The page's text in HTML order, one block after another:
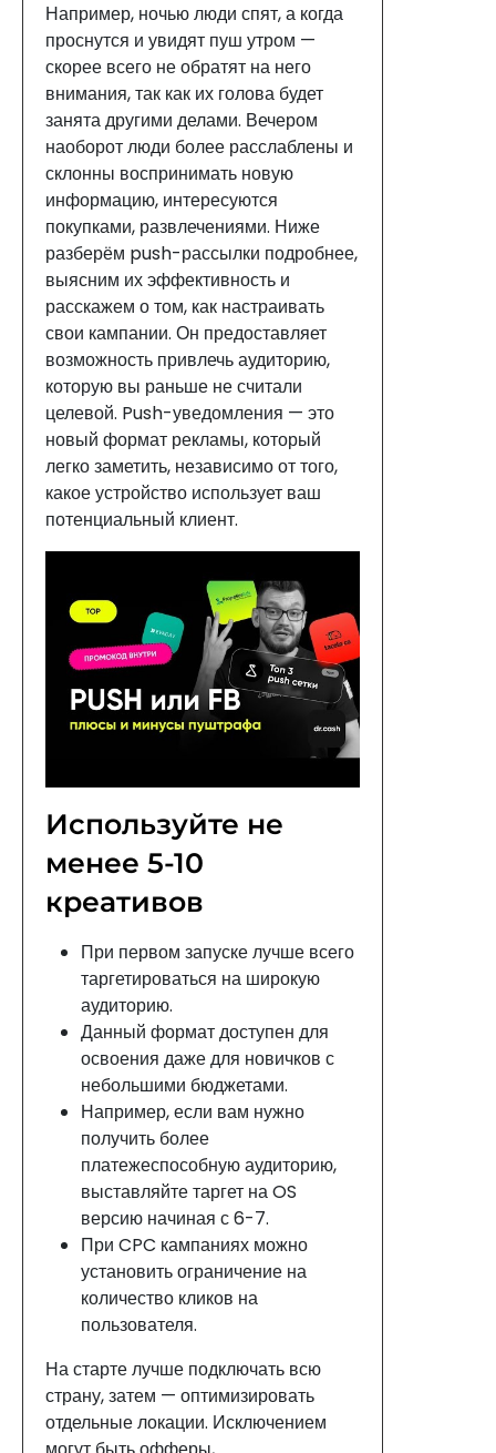
Например, ночью люди спят, а когда
проснутся и увидят пуш утром —
скорее всего не обратят на него
внимания, так как их голова будет
занята другими делами. Вечером
наоборот люди более расслаблены и
склонны воспринимать новую
информацию, интересуются
покупками, развлечениями. Ниже
разберём push-рассылки подробнее,
выясним их эффективность и
расскажем о том, как настраивать
свои кампании. Он предоставляет
возможность привлечь аудиторию,
которую вы раньше не считали
целевой. Push-уведомления — это
новый формат рекламы, который
легко заметить, независимо от того,
какое устройство использует ваш
потенциальный клиент.
Используйте не
менее 5-10
креативов
При первом запуске лучше всего
таргетироваться на широкую
аудиторию.
Данный формат доступен для
освоения даже для новичков с
небольшими бюджетами.
Например, если вам нужно
получить более
платежеспособную аудиторию,
выставляйте таргет на OS
версию начиная с 6-7.
При CPC кампаниях можно
установить ограничение на
количество кликов на
пользователя.
На старте лучше подключать всю
страну, затем — оптимизировать
отдельные локации. Исключением